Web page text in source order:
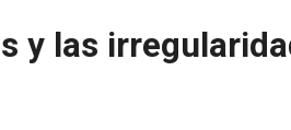
y las